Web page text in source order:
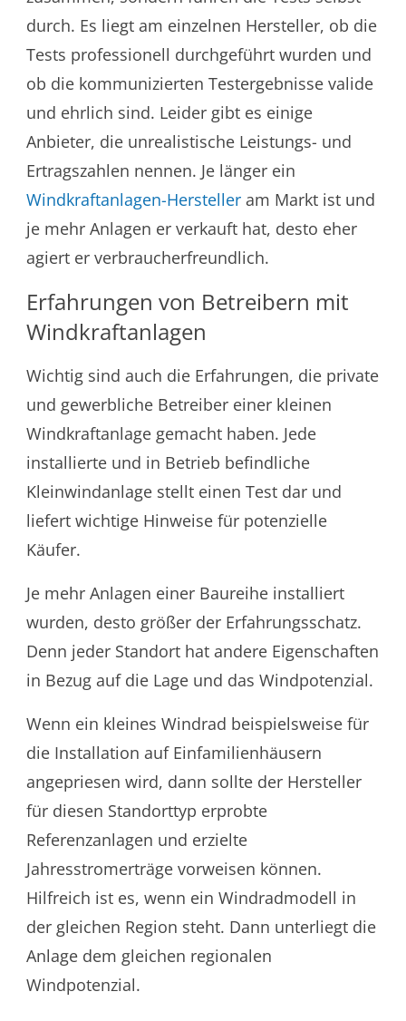
durch. Es liegt am einzelnen Hersteller, ob die
Tests professionell durchgeführt wurden und
ob die kommunizierten Testergebnisse valide
und ehrlich sind. Leider gibt es einige
Anbieter, die unrealistische Leistungs- und
Ertragszahlen nennen. Je länger ein
Windkraftanlagen-Hersteller am Markt ist und
je mehr Anlagen er verkauft hat, desto eher
agiert er verbraucherfreundlich.
Erfahrungen von Betreibern mit
Windkraftanlagen
Wichtig sind auch die Erfahrungen, die private
und gewerbliche Betreiber einer kleinen
Windkraftanlage gemacht haben. Jede
installierte und in Betrieb befindliche
Kleinwindanlage stellt einen Test dar und
liefert wichtige Hinweise für potenzielle
Käufer.
Je mehr Anlagen einer Baureihe installiert
wurden, desto größer der Erfahrungsschatz.
Denn jeder Standort hat andere Eigenschaften
in Bezug auf die Lage und das Windpotenzial.
Wenn ein kleines Windrad beispielsweise für
die Installation auf Einfamilienhäusern
angepriesen wird, dann sollte der Hersteller
für diesen Standorttyp erprobte
Referenzanlagen und erzielte
Jahresstromerträge vorweisen können.
Hilfreich ist es, wenn ein Windradmodell in
der gleichen Region steht. Dann unterliegt die
Anlage dem gleichen regionalen
Windpotenzial.